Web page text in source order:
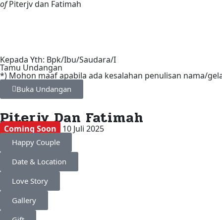
ofPiterjv dan Fatimah
Kepada Yth: Bpk/Ibu/Saudara/I
Tamu Undangan
*) Mohon maaf apabila ada kesalahan penulisan nama/
Buka Undangan
Piterjv Dan Fatimah
Coming Soon 10 Juli 2025
Happy Couple
Date & Location
Love Story
Gallery